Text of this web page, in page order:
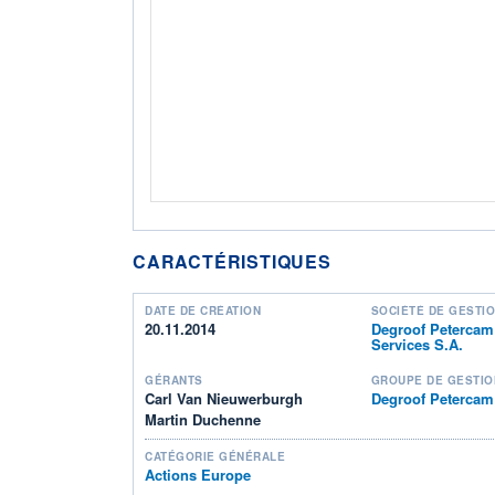
CARACTÉRISTIQUES
DATE DE CRÉATION
20.11.2014
SOCIÉTÉ DE
Degroof
Services S.A.
GÉRANTS
Carl Van Nieuwerburgh
Martin Duchenne
GROUPE DE
Degroof Petercam
CATÉGORIE GÉNÉRALE
Actions Europe